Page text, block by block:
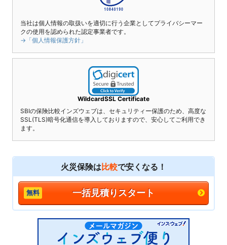
当社は個人情報の取扱いを適切に行う企業としてプライバシーマー
クの使用を認められた認定事業者です。
→「個人情報保護方針」
WildcardSSL Certificate
SBIの保険比較インズウェブは、セキュリティー保護のため、高度な
SSL(TLS)暗号化通信を導入しておりますので、安心してご利用でき
ます。
火災保険は比較で安くなる！
一括見積りスタート